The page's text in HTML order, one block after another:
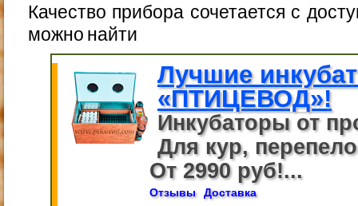
Качество прибора сочетается с
можно найти
Лучшие
«ПТИЦЕВОД»!
Инкубаторы от
Для кур,
От 2990 руб!...
Отзывы Доставка